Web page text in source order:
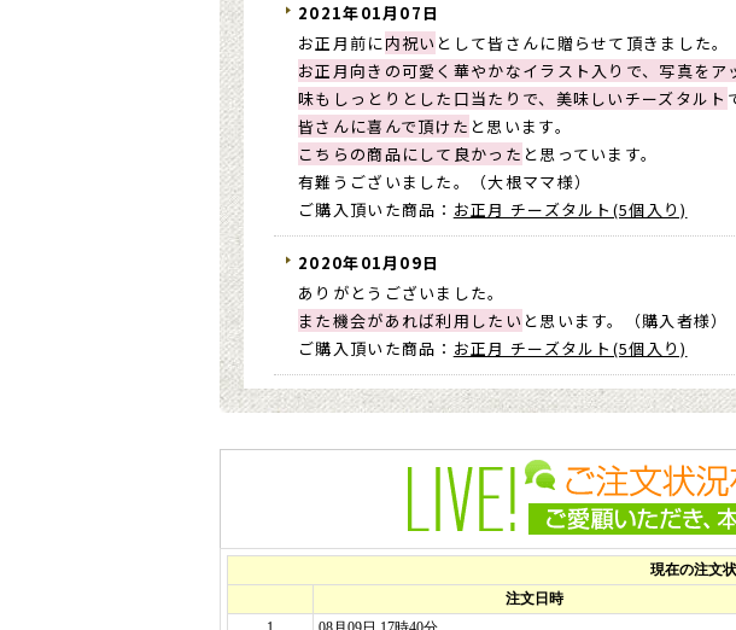
2021年01月07日
お正月前に内祝い として皆さんに贈らせて頂きました。
お正月向きの可愛く華やかなイラスト入りで、写真をア
味もしっとりとした口当たりで、美味しいチーズタルト
皆さんに喜んで頂けた と思います。
こちらの商品にして良かった と思っています。
有難うございました。（大根ママ様）
ご購入頂いた商品： お正月 チーズタルト(5個入り)
2020年01月09日
ありがとうございました。
また機会があれば利用したい と思います。（購入者様）
ご購入頂いた商品： お正月 チーズタルト(5個入り)
2020年01月06日
お正月イラスト入りどら焼きと一緒に、
年末近くの注文でしたが、こちらの希望通りお正月に届
今度は自宅用にも欲しいと思っています。（購入者様）
お正月 チーズタルト(5個入り)